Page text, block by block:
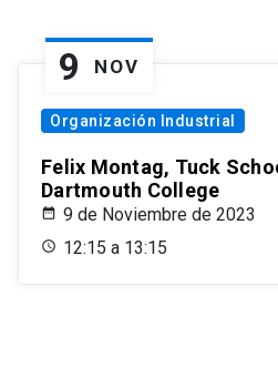
9 NOV
Organización Industrial
Felix Montag, Tuck
Dartmouth College
9 de Noviembre de 2023
12:15 a 13:15